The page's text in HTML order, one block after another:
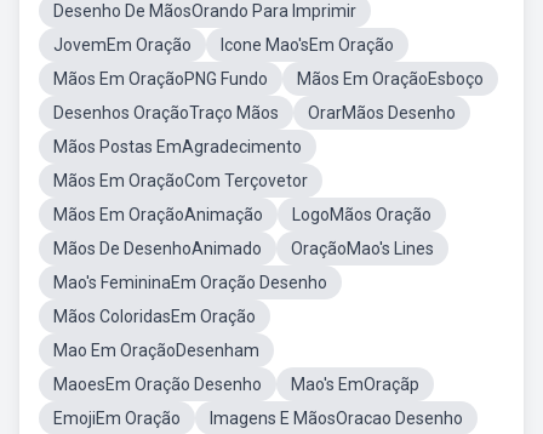
Desenho De MãosOrando Para Imprimir
JovemEm Oração
Icone Mao'sEm Oração
Mãos Em OraçãoPNG Fundo
Mãos Em OraçãoEsboço
Desenhos OraçãoTraço Mãos
OrarMãos Desenho
Mãos Postas EmAgradecimento
Mãos Em OraçãoCom Terçovetor
Mãos Em OraçãoAnimação
LogoMãos Oração
Mãos De DesenhoAnimado
OraçãoMao's Lines
Mao's FemininaEm Oração Desenho
Mãos ColoridasEm Oração
Mao Em OraçãoDesenham
MaoesEm Oração Desenho
Mao's EmOraçãp
EmojiEm Oração
Imagens E MãosOracao Desenho